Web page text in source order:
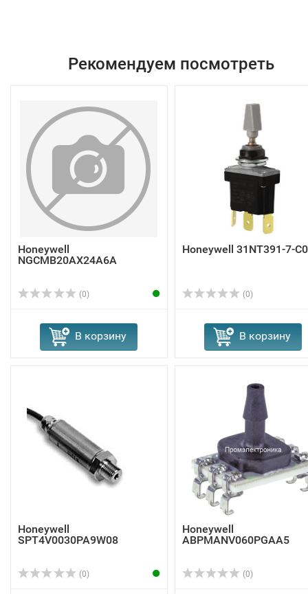
Рекомендуем посмотреть
Honeywell
NGCMB20AX24A6A
(0)
В корзину
Honeywell 31NT391-7-
(0)
В корзину
Honeywell
SPT4V0030PA9W08
(0)
Honeywell
ABPMANV060PGAA5
(0)